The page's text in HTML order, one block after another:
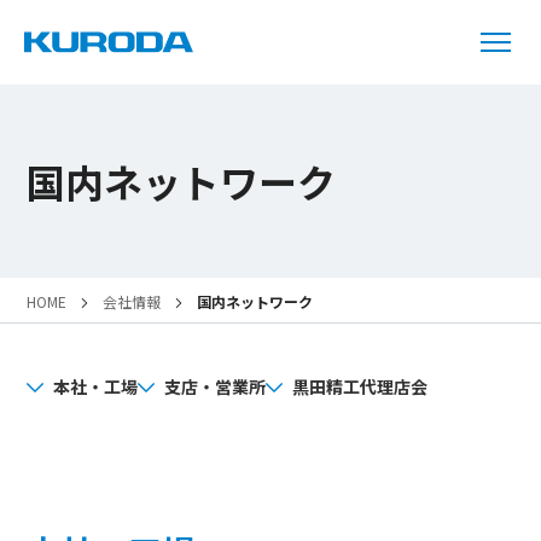
国内ネットワーク
HOME 会社情報 国内ネットワーク
本社・工場 支店・営業所 黒田精工代理店会